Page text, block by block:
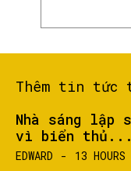
Thêm tin tức
Nhà sáng
vì biển thủ...
EDWARD - 13 HOURS